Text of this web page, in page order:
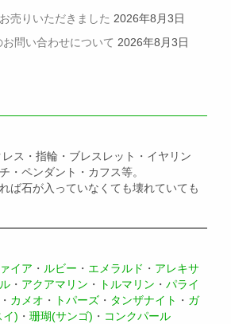
売りいただきました 2026年8月3日
問い合わせについて 2026年8月3日
レス・指輪・ブレスレット・イヤリン
・ペンダント・カフス等。
ば石が入っていなくても壊れていても
イア ・ ルビー ・ エメラルド ・ アレキサ
・ アクアマリン ・ トルマリン ・ パライ
・ カメオ ・ トパーズ ・ タンザナイト ・ ガ
イ) ・ 珊瑚(サンゴ) ・ コンクパール